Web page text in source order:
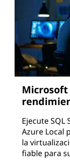
Microsoft
Ejecute
Azure Local
la
fiable para